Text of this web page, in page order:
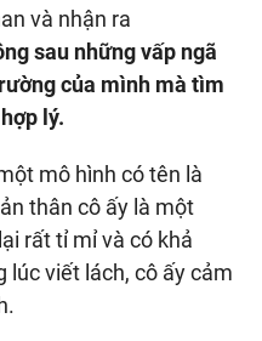
và nhận ra
sau những vấp ngã
của mình mà tìm
lý.
mô hình có tên là
thân cô ấy là một
rất tỉ mỉ và có khả
lúc viết lách, cô ấy cảm